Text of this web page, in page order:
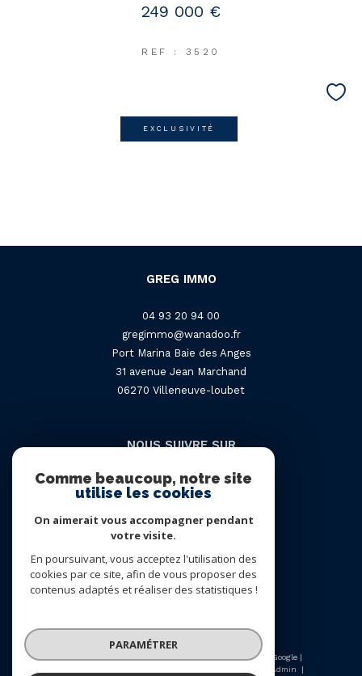
249 000 €
REF : 3520
EXCLUSIVITÉ
GREG IMMO
04 93 20 94 00
gregimmo@wanadoo.fr
Port Marina Baie des Anges
31 avenue Jean Marchand
06270
villeneuve-loubet
NOUS SUIVRE SUR
Adhérents
© 2026 | Tous droits réservés | Traduction powered by Google |
Admin
Comme beaucoup, notre site
utilise les cookies
On aimerait vous accompagner pendant
votre visite.
En poursuivant, vous acceptez l'utilisation des
cookies par ce site, afin de vous proposer des
contenus adaptés et réaliser des statistiques !
PARAMÉTRER